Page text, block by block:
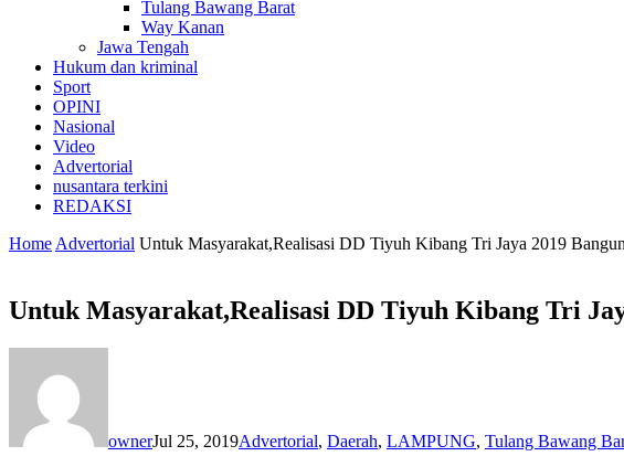
Tulang Bawang Barat
Way Kanan
Jawa Tengah
Hukum dan kriminal
Sport
OPINI
Nasional
Video
Advertorial
nusantara terkini
REDAKSI
Home Advertorial Untuk Masyarakat,Realisasi DD Tiyuh Kibang Tri Jaya 2019
Untuk Masyarakat,Realisasi DD Tiyuh Kibang Tri
ownerJul 25, 2019Advertorial, Daerah, LAMPUNG, Tulang Bawang